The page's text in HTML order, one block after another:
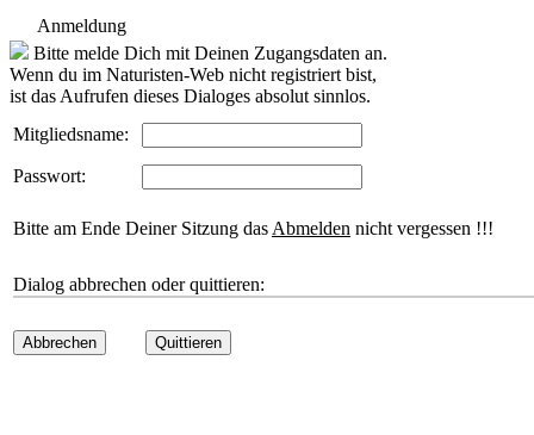
Anmeldung
Bitte melde Dich mit Deinen Zugangsdaten an.
Wenn du im Naturisten-Web nicht registriert bist,
ist das Aufrufen dieses Dialoges absolut sinnlos.
Mitgliedsname:
Passwort:
Bitte am Ende Deiner Sitzung das Abmelden nicht vergessen !!!
Dialog abbrechen oder quittieren:
Abbrechen Quittieren